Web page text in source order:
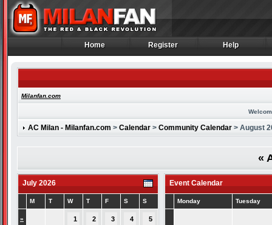
Home
Home Register
Register Help
Help
Milanfan.com
AC Milan - Milanfan.com > Calendar > Community Calendar > August
«
July 2026
M T W T F S S
» 1 2 3 4 5
Event Calendar
Monday Tuesday